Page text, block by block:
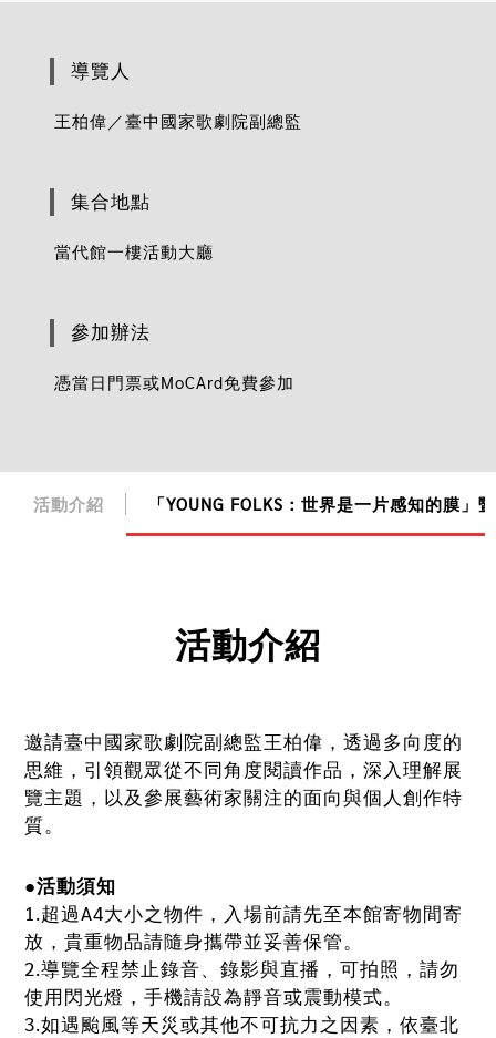
導覽人
王柏偉／臺中國家歌劇院副總監
集合地點
當代館一樓活動大廳
參加辦法
憑當日門票或MoCArd免費參加
活動介紹 「YOUNG FOLKS：世界是一片感知的膜
活動介紹
邀請臺中國家歌劇院副總監王柏偉，透過多向度的
思維，引領觀眾從不同角度閱讀作品，深入理解展
覽主題，以及參展藝術家關注的面向與個人創作特
質。
●活動須知
1.超過A4大小之物件，入場前請先至本館寄物間寄
放，貴重物品請隨身攜帶並妥善保管。
2.導覽全程禁止錄音、錄影與直播，可拍照，請勿
使用閃光燈，手機請設為靜音或震動模式。
3.如遇颱風等天災或其他不可抗力之因素，依臺北